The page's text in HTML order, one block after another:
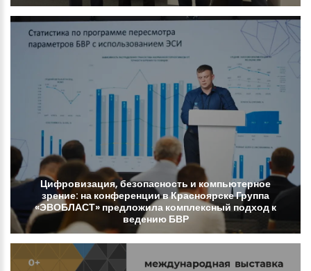
Цифровизация, безопасность и компьютерное
зрение: на конференциивКрасноярскеГруппа
«ЭВОБЛАСТ» предложила комплексный подход к
ведению БВР